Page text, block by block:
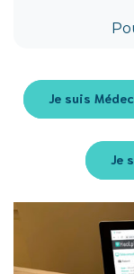
Je suis
Je